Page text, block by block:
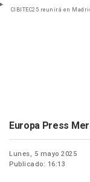
CIBITEC25 reunirá en
Europa Press
Lunes, 5 mayo 2025
Publicado: 16:13